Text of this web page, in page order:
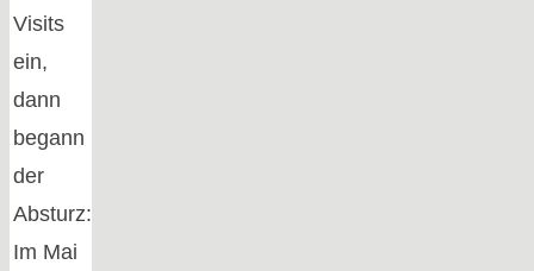
Visits
ein,
dann
begann
der
Absturz:
Im Mai